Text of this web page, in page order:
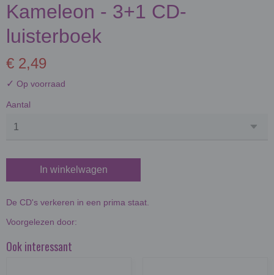
Kameleon - 3+1 CD-
luisterboek
€ 2,49
✓ Op voorraad
Aantal
In winkelwagen
De CD's verkeren in een prima staat.
Voorgelezen door:
Ook interessant